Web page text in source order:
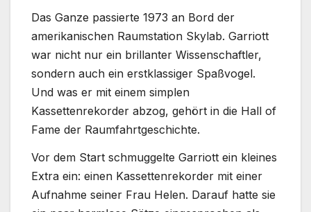
Das Ganze passierte 1973 an Bord der
amerikanischen Raumstation Skylab. Garriott
war nicht nur ein brillanter Wissenschaftler,
sondern auch ein erstklassiger Spaßvogel.
Und was er mit einem simplen
Kassettenrekorder abzog, gehört in die Hall of
Fame der Raumfahrtgeschichte.
Vor dem Start schmuggelte Garriott ein kleines
Extra ein: einen Kassettenrekorder mit einer
Aufnahme seiner Frau Helen. Darauf hatte sie